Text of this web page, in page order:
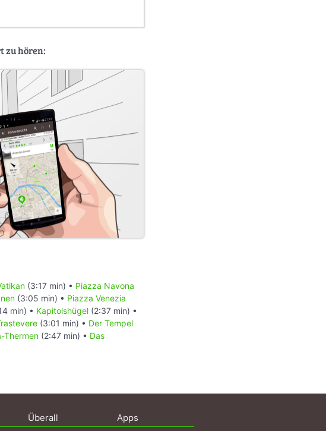
zu hören:
(3:17 min) • Piazza Navona
(3:05 min) • Piazza Venezia
min) • Kapitolshügel (2:37 min) •
(3:01 min) • Der Tempel
Thermen (2:47 min) • Das
Überall Apps